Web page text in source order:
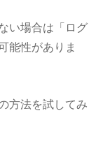
い場合は「ログ
能性がありま
方法を試してみ